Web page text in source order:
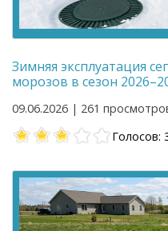
Зимняя эксплуатация
морозов в сезон
09.06.2026 | 261
Голосов: